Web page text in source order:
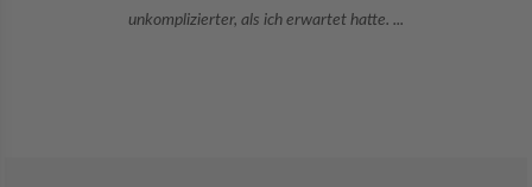
Sie war viele Monate mehr als ...